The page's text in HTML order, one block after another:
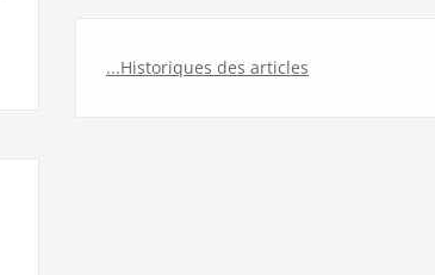
...Historiques des articles